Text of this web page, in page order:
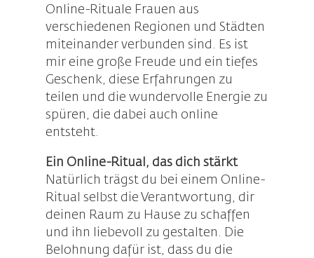
Online-Rituale Frauen aus
verschiedenen Regionen und Städten
miteinander verbunden sind. Es ist
mir eine große Freude und ein tiefes
Geschenk, diese Erfahrungen zu
teilen und die wundervolle Energie zu
spüren, die dabei auch online
entsteht.
Ein Online-Ritual, das dich stärkt
Natürlich trägst du bei einem Online-
Ritual selbst die Verantwortung, dir
deinen Raum zu Hause zu schaffen
und ihn liebevoll zu gestalten. Die
Belohnung dafür ist, dass du die